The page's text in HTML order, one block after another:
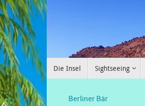
Die Insel Sightseeing
Berliner Bär